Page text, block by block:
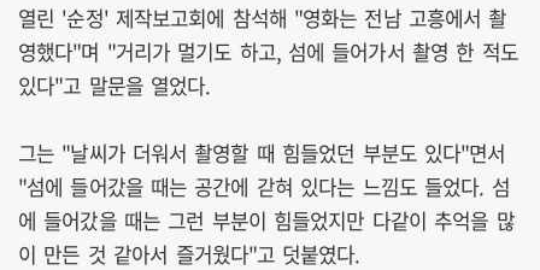
열린 '순정' 제작보고회에 참석해 "영화는 전남 고흥에서 촬
영했다"며 "거리가 멀기도 하고, 섬에 들어가서 촬영 한 적도
있다"고 말문을 열었다.
그는 "날씨가 더워서 촬영할 때 힘들었던 부분도 있다"면서
"섬에 들어갔을 때는 공간에 갇혀 있다는 느낌도 들었다. 섬
에 들어갔을 때는 그런 부분이 힘들었지만 다같이 추억을 많
이 만든 것 같아서 즐거웠다"고 덧붙였다.